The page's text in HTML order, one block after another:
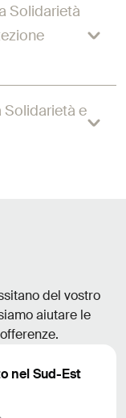
Solidarietà
Solidarietà e
del vostro
aiutare le
nel Sud-Est